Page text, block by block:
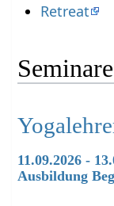
Retreat
Seminare
11.09.2026 -
Ausbildung